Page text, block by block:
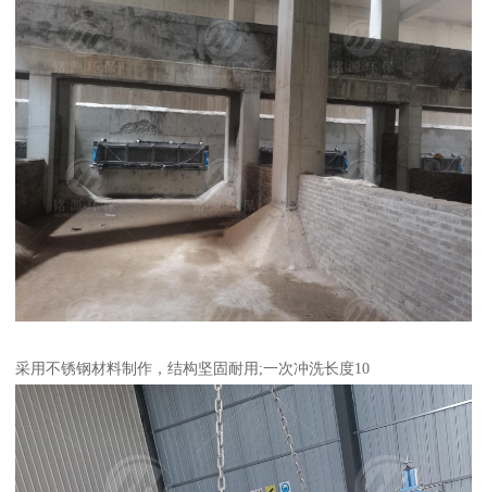
采用不锈钢材料制作，结构坚固耐用;一次冲洗长度10